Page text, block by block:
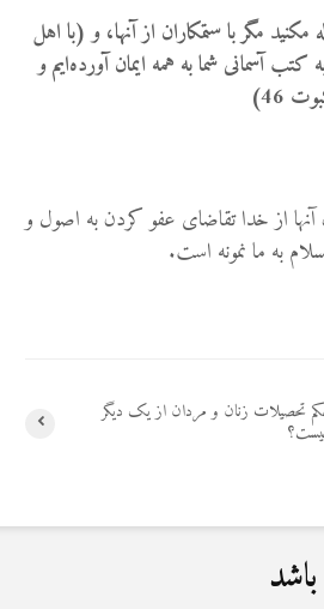
مگر با ستمکاران از آنها، و (با اهل
آسمانی شما به همه ایمان آورده‌ایم و
46)
آنها از خدا تقاضای عفو کردن به اصول و
به ما نمونه است.
تحصیلات زنان و مردان از یک دیگر